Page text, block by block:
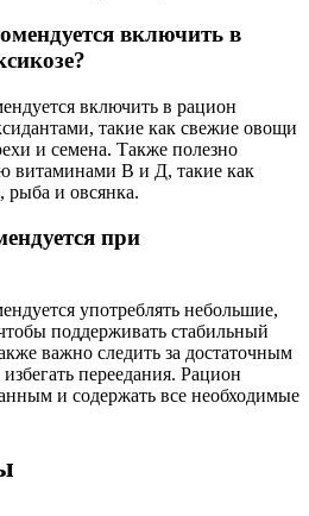
включить в
включить в рацион
такие как свежие овощи
и семена. Также полезно
витаминами В и Д, такие как
и овсянка.
при
употреблять небольшие,
поддерживать стабильный
важно следить за достаточным
переедания. Рацион
и содержать все необходимые